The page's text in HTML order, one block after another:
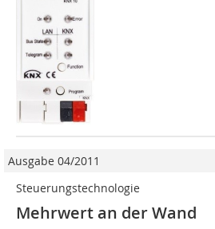
Ausgabe 04/2011
Steuerungstechnologie
Mehrwert an der Wand